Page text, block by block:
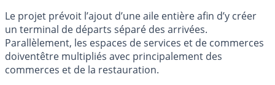
Le projet prévoit l’ajout d’une aile entière afin d’y créer
un terminal de départs séparé des arrivées.
Parallèlement, les espaces de services et de commerces
doiventêtre multipliés avec principalement des
commerces et de la restauration.